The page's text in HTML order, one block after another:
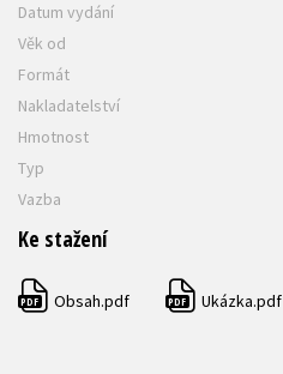
Datum vydání
Věk od
Formát
Nakladatelství
Hmotnost
Typ
Vazba
Ke stažení
PDF Obsah.pdf PDF Ukázka.pdf